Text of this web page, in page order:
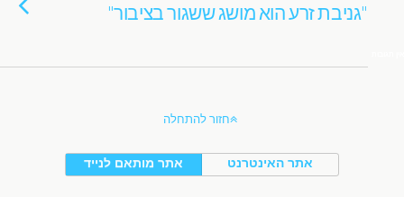
"גניבת זרע הוא מושג ששגור בציבור"
חזור להתחלה
אתר מותאם לנייד אתר האינטרנט